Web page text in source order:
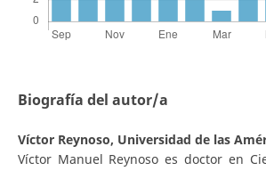
Biografía del autor/a
Víctor Reynoso, Universidad de las
Víctor Manuel Reynoso es doctor en